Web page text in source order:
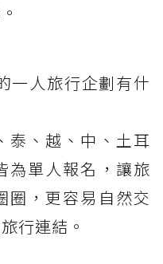
一人旅行企劃有什
泰、越、中、土耳
為單人報名，讓旅
圈，更容易自然交
行連結。